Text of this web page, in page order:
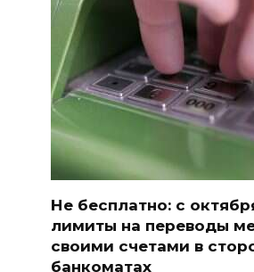
Не бесплатно: с
лимиты на переводы
своими счетами в
банкоматах